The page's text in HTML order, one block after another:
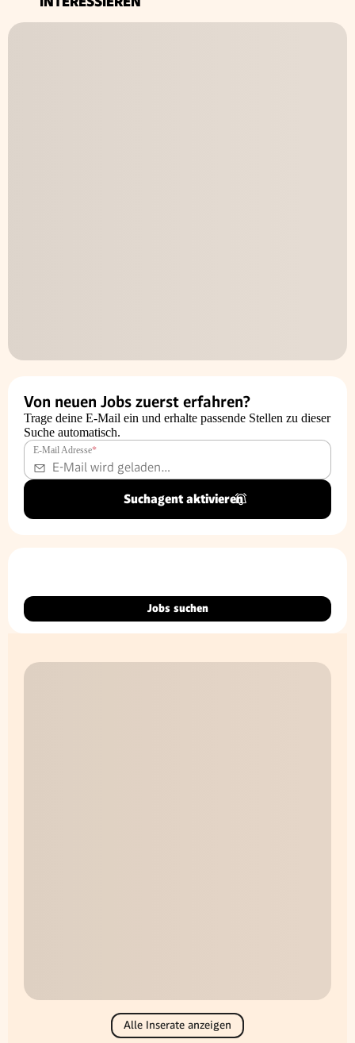
Von neuen Jobs zuerst erfahren?
Trage deine E-Mail ein und erhalte passende Stellen zu dieser
Suche automatisch.
E-Mail Adresse*
Suchagent aktivieren
Jobs suchen
Alle Inserate anzeigen